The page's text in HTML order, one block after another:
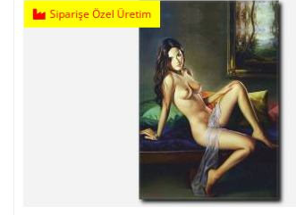
Siparişe Özel Üretim